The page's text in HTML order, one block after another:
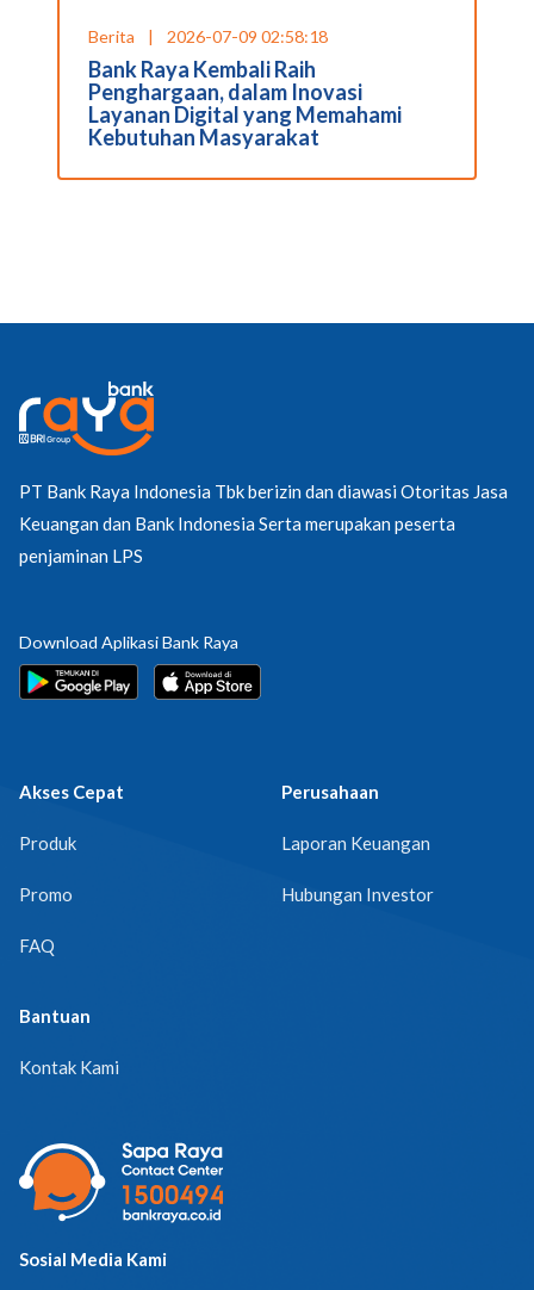
Berita | 2026-07-09 02:58:18
Bank Raya Kembali Raih
Penghargaan, dalam Inovasi
Layanan Digital yang Memahami
Kebutuhan Masyarakat
PT Bank Raya Indonesia Tbk berizin dan diawasi Otoritas Jasa
Keuangan dan Bank Indonesia Serta merupakan peserta
penjaminan LPS
Download Aplikasi Bank Raya
Akses Cepat
Produk
Promo
FAQ
Perusahaan
Laporan Keuangan
Hubungan Investor
Bantuan
Kontak Kami
Sosial Media Kami